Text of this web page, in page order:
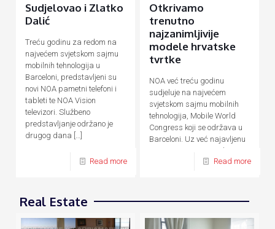
Sudjelovao i Zlatko
Dalić
Treću godinu za redom na
najvećem svjetskom sajmu
mobilnih tehnologija u
Barceloni, predstavljeni su
novi NOA pametni telefoni i
tableti te NOA Vision
televizori. Službeno
predstavljanje održano je
drugog dana […]
Read more
Otkrivamo
trenutno
najzanimljivije
modele hrvatske
tvrtke
NOA već treću godinu
sudjeluje na najvećem
svjetskom sajmu mobilnih
tehnologija, Mobile World
Congress koji se održava u
Barceloni. Uz već najavljenu
novu F seriju pametnih
uređaja temeljenu na AI[…]
Read more
Real Estate